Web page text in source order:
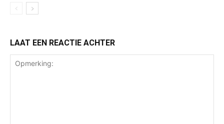
LAAT EEN REACTIE ACHTER